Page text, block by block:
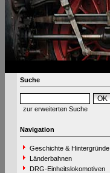
Suche
zur erweiterten Suche
Navigation
Geschichte & Hintergründe
Länderbahnen
DRG-Einheitslokomotiven